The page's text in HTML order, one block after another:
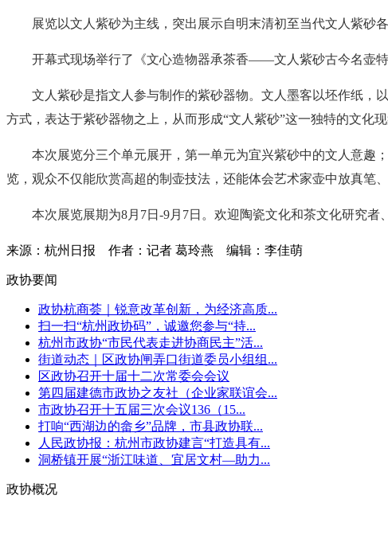
展览以文人紫砂为主线，突出展示自明末清初至当代文人紫砂
开幕式现场举行了《文心造物器承茶香——文人紫砂古今名壶
文人紫砂是指文人参与制作的紫砂器物。文人墨客以坯作纸，
方式，表达于紫砂器物之上，从而形成“文人紫砂”这一独特的文化现
本次展览分三个单元展开，第一单元为宜兴紫砂中的文人意
览，观众不仅能欣赏高超的制壶技法，还能体会艺术家壶中放真笔
本次展览展期为8月7日-9月7日。欢迎陶瓷文化和茶文化研究
来源：杭州日报 作者：记者 葛玲燕 编辑：李佳萌
政协要闻
政协杭商荟｜锐意改革创新，为经济高质...
扫一扫“杭州政协码”，诚邀您参与“持...
杭州市政协“市民代表走进协商民主”活...
街道动态｜区政协闸弄口街道委员小组组...
区政协召开十届十二次常委会会议
第四届建德市政协之友社（企业家联谊会...
市政协召开十五届三次会议136（15...
打响“西湖边的畲乡”品牌，市县政协联...
人民政协报：杭州市政协建言“打造具有...
洞桥镇开展“浙江味道、宜居文村—助力...
政协概况